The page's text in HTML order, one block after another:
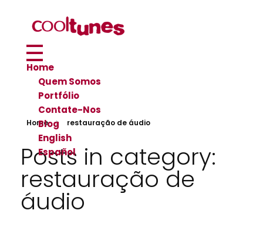
Cool Tunes - Pós-Produção de Áudio
Especialistas em áudio para cinema, tv e novas mídias
Home
Quem Somos
Portfólio
Contate-Nos
Blog
English
Español
Home restauração de áudio
Posts in category:
restauração de
áudio